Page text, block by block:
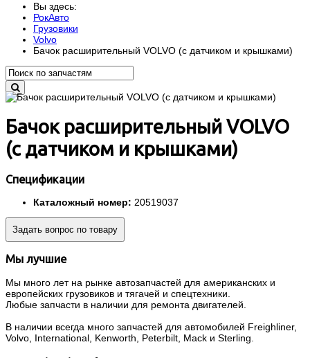
Вы здесь:
РокАвто
Грузовики
Volvo
Бачок расширительный VOLVO (с датчиком и крышками)
Бачок расширительный VOLVO
(с датчиком и крышками)
Спецификации
Каталожный номер: 20519037
Задать вопрос по товару
Мы лучшие
Мы много лет на рынке автозапчастей для американских и
европейских грузовиков и тягачей и спецтехники.
Любые запчасти в наличии для ремонта двигателей.
В наличии всегда много запчастей для автомобилей Freighliner,
Volvo, International, Kenworth, Peterbilt, Mack и Sterling.